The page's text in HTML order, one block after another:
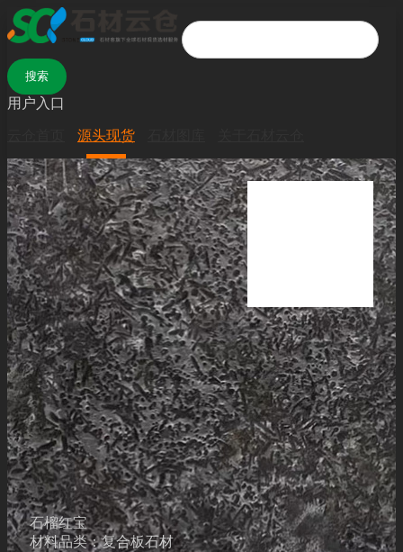
用户入口
源头现货
石榴红宝
材料品类：复合板石材